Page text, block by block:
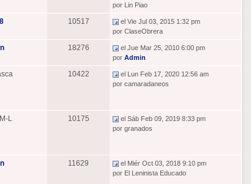
por Lin Piao
10517
el Vie Jul 03, 2015 1:32 pm
por ClaseObrera
18276
el Jue Mar 25, 2010 6:00 pm
porAdmin
10422
el Lun Feb 17, 2020 12:56 am
por camaradaneos
L 10175
el Sáb Feb 09, 2019 8:33 pm
por granados
11629
el Miér Oct 03, 2018 9:10 pm
por El Leninista Educado